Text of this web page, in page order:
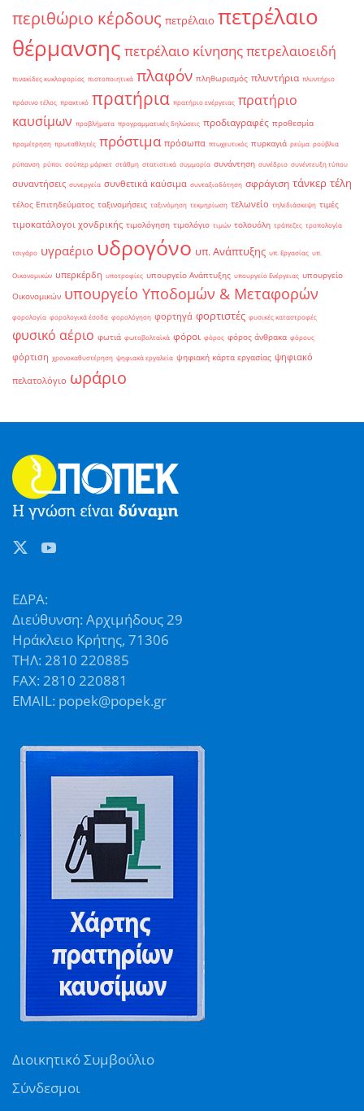
περιθώριο κέρδους πετρέλαιο πετρέλαιο
θέρμανσης πετρέλαιο κίνησηςπετρελαιοειδή
πινακίδες κυκλοφορίας πιστοποιητικά πλαφόν πληθωρισμός πλυντήρια πλυντήριο
πράσινο τέλος πρακτικό πρατήρια πρατήριο ενέργειας πρατήριο
καυσίμων προβλήματα προγραμματικές δηλώσεις προδιαγραφές προθεσμία
προμέτρηση πρωταθλητές πρόστιμα πρόσωπα πτωχευτικός πυρκαγιά ρεύμα ρούβλια
ρύπανση ρύποι σούπερ μάρκετ στάθμη στατιστικά συμμορία συνάντηση συνέδριο συνέντευξη τύπου
συναντήσεις συνεργεία συνθετικά καύσιμα συνταξιοδότηση σφράγιση τάνκερ τέλη
τέλος Επιτηδεύματος ταξινομήσεις ταξινόμηση τεκμηρίωση τελωνείο τηλεδιάσκεψη τιμές
τιμοκατάλογοι χονδρικής τιμολόγηση τιμολόγιο τιμών τολουόλη τράπεζες τροπολογία
τσιγάρο υγραέριο υδρογόνο υπ. Ανάπτυξης υπ. Εργασίας υπ.
Οικονομικών υπερκέρδη υποτροφίες υπουργείο Ανάπτυξης υπουργείο Ενέργειας υπουργείο
Οικονομικών υπουργείο Υποδομών & Μεταφορών
φορολογία φορολογικά έσοδα φορολόγηση φορτηγά φορτιστές φυσικές καταστροφές
φυσικό αέριο φωτιά φωτοβολταϊκά φόροι φόρος φόρος άνθρακα φόρους
φόρτιση χρονοκαθυστέρηση ψηφιακά εργαλεία ψηφιακή κάρτα εργασίας ψηφιακό
πελατολόγιο ωράριο
ΕΔΡΑ:
Διεύθυνση: Αρχιμήδους 29
Ηράκλειο Κρήτης, 71306
ΤΗΛ: 2810 220885
FAX: 2810 220881
EMAIL: popek@popek.gr
Διοικητικό Συμβούλιο
Σύνδεσμοι